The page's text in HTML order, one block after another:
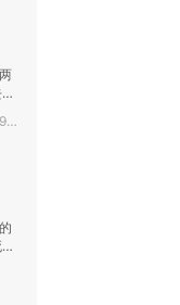
复仇·武侠·江湖·成长·轻松·连载中·38.9万字